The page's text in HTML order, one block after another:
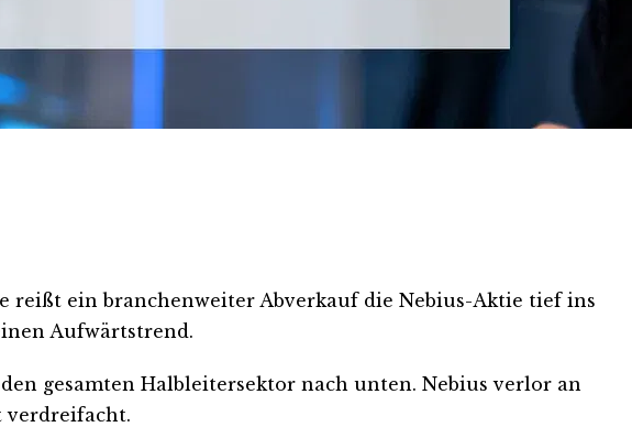
reißt ein branchenweiter Abverkauf die Nebius-Aktie tief ins
Aufwärtstrend.
gesamten Halbleitersektor nach unten. Nebius verlor an
verdreifacht.